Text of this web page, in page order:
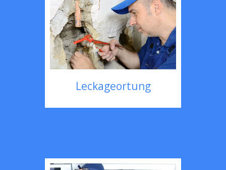
Leckageortung